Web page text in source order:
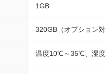
1GB
320GB（オプション
温度10℃～35℃、湿度